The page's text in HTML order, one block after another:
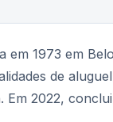
em 1973 em
de
2022,